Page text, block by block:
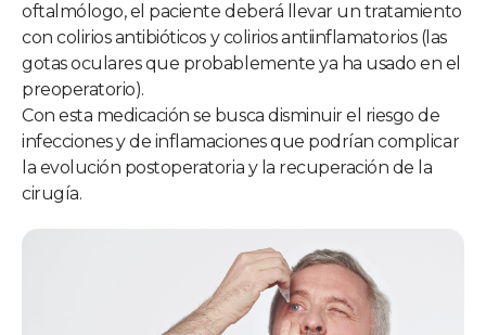
oftalmólogo, el paciente deberá llevar un tratamiento
con colirios antibióticos y colirios antiinflamatorios (las
gotas oculares que probablemente ya ha usado en el
preoperatorio).
Con esta medicación se busca disminuir el riesgo de
infecciones y de inflamaciones que podrían complicar
la evolución postoperatoria y la recuperación de la
cirugía.